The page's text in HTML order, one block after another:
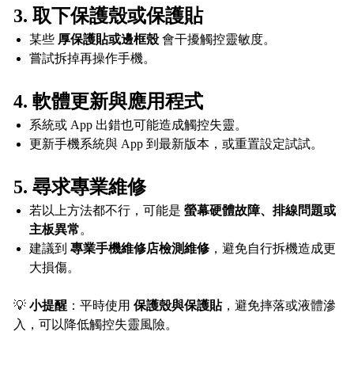
3. 取下保護殼或保護貼
某些 厚保護貼或邊框殼會干擾觸控靈敏度。
嘗試拆掉再操作手機。
4. 軟體更新與應用程式
系統或 App 出錯也可能造成觸控失靈。
更新手機系統與 App 到最新版本，或重置設定試試。
5. 尋求專業維修
若以上方法都不行，可能是 螢幕硬體故障、排線問題或
主板異常。
建議到 專業手機維修店檢測維修 ，避免自行拆機造成更
大損傷。
💡 小提醒 ：平時使用 保護殼與保護貼，避免摔落或液體滲
入，可以降低觸控失靈風險。